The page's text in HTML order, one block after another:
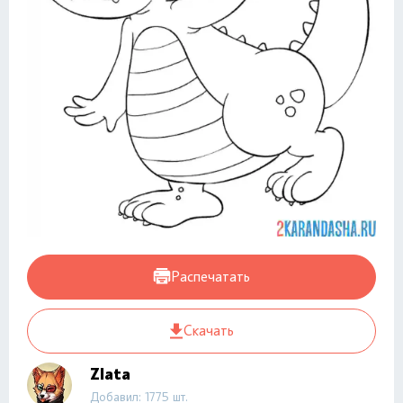
Распечатать
Скачать
Zlata
Добавил: 1775 шт.